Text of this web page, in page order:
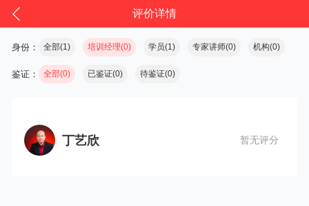
评价详情
身份： 全部(1) 培训经理(0) 学员(1) 专家讲师(0) 机构(0)
鉴证： 全部(0) 已鉴证(0) 待鉴证(0)
丁艺欣 暂无评分